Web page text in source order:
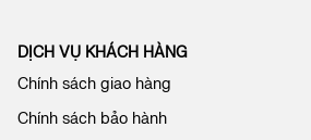
c
ủ
a
h
DỊCH VỤ KHÁCH HÀNG
Chính sách giao hàng
Chính sách bảo hành